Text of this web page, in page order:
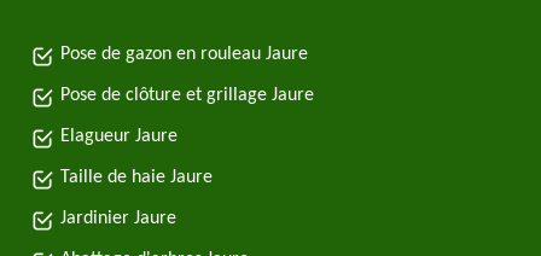
Pose de gazon en rouleau Jaure
Pose de clôture et grillage Jaure
Elagueur Jaure
Taille de haie Jaure
Jardinier Jaure